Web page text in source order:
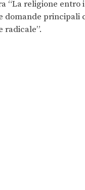
“La religione entro
domande principali
radicale”.